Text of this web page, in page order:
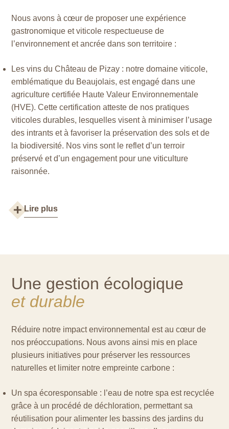
Nous avons à cœur de proposer une expérience
gastronomique et viticole respectueuse de
l’environnement et ancrée dans son territoire :
Les vins du Château de Pizay : notre domaine viticole,
emblématique du Beaujolais, est engagé dans une
agriculture certifiée Haute Valeur Environnementale
(HVE). Cette certification atteste de nos pratiques
viticoles durables, lesquelles visent à minimiser l’usage
des intrants et à favoriser la préservation des sols et de
la biodiversité. Nos vins sont le reflet d’un terroir
préservé et d’un engagement pour une viticulture
raisonnée.
Lire plus
Une gestion écologique
et durable
Réduire notre impact environnemental est au cœur de
nos préoccupations. Nous avons ainsi mis en place
plusieurs initiatives pour préserver les ressources
naturelles et limiter notre empreinte carbone :
Un spa écoresponsable : l’eau de notre spa est recyclée
grâce à un procédé de déchloration, permettant sa
réutilisation pour alimenter les bassins des jardins du